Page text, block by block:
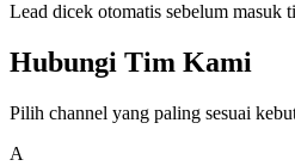
Lead dicek otomatis sebelum masuk
Hubungi Tim Kami
Pilih channel yang paling sesuai
A